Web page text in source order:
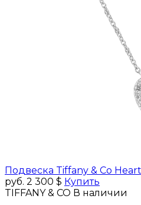
Подвеска Tiffany & Co
руб. 2 300 $ Купить
TIFFANY & CO В наличии